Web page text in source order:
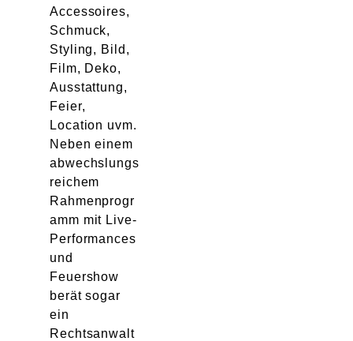
Accessoires,
Schmuck,
Styling, Bild,
Film, Deko,
Ausstattung,
Feier,
Location uvm.
Neben einem
abwechslungs
reichem
Rahmenprogr
amm mit Live-
Performances
und
Feuershow
berät sogar
ein
Rechtsanwalt